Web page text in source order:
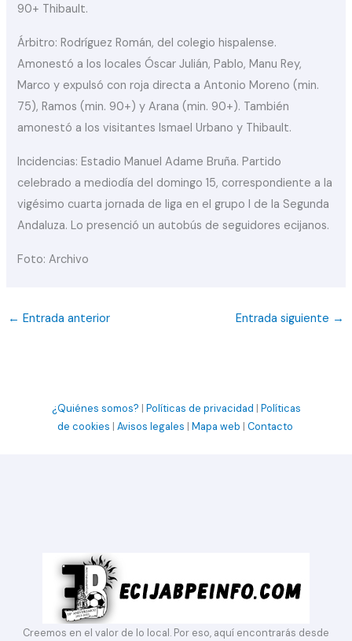
90+ Thibault.
Árbitro: Rodríguez Román, del colegio hispalense.
Amonestó a los locales Óscar Julián, Pablo, Manu Rey,
Marco y expulsó con roja directa a Antonio Moreno (min.
75), Ramos (min. 90+) y Arana (min. 90+). También
amonestó a los visitantes Ismael Urbano y Thibault.
Incidencias: Estadio Manuel Adame Bruña. Partido
celebrado a mediodía del domingo 15, correspondiente a la
vigésimo cuarta jornada de liga en el grupo I de la Segunda
Andaluza. Lo presenció un autobús de seguidores ecijanos.
Foto: Archivo
← Entrada anterior Entrada siguiente →
¿Quiénes somos? | Políticas de privacidad | Políticas
de cookies | Avisos legales | Mapa web | Contacto
Creemos en el valor de lo local. Por eso, aquí encontrarás desde